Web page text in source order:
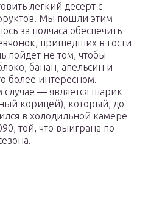
легкий десерт с
Мы пошли этим
за полчаса обеспечить
пришедших в гости
пойдет не том, чтобы
банан, апельсин и
более интересном.
— является шарик
корицей), который, до
в холодильной камере
той, что выиграна по